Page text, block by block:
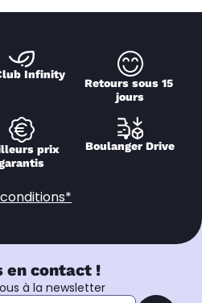
Infinity
Retours sous 15
jours
prix
Boulanger Drive
en contact !
à la newsletter